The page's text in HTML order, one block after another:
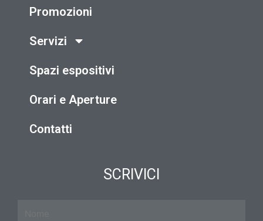
Promozioni
Servizi
Spazi espositivi
Orari e Aperture
Contatti
SCRIVICI